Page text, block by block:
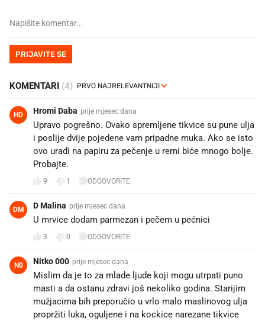
PRIJAVITE SE
KOMENTARI (4)
HD Hromi Daba prije mjesec dana
Upravo pogrešno. Ovako spremljene tikvice su pune ulja
i poslije dvije pojedene vam pripadne muka. Ako se isto
ovo uradi na papiru za pečenje u rerni biće mnogo bolje.
Probajte.
9 1 ODGOVORITE
DM D Malina prije mjesec dana
U mrvice dodam parmezan i pečem u pećnici
3 0 ODGOVORITE
N0 Nitko 000 prije mjesec dana
Mislim da je to za mlade ljude koji mogu utrpati puno
masti a da ostanu zdravi još nekoliko godina. Starijim
mužjacima bih preporučio u vrlo malo maslinovog ulja
propržiti luka, oguljene i na kockice narezane tikvice